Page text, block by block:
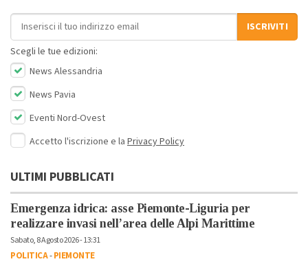
Indirizzo email
ISCRIVITI
Scegli le tue edizioni:
News Alessandria
News Pavia
Eventi Nord-Ovest
Accetto l'iscrizione e la Privacy Policy
ULTIMI PUBBLICATI
Emergenza idrica: asse Piemonte-Liguria per
realizzare invasi nell’area delle Alpi Marittime
Sabato, 8 Agosto 2026 - 13:31
POLITICA-PIEMONTE